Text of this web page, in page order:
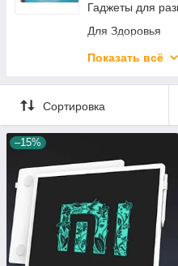
Гаджеты для
Для Здоровья
Красота и уход
Показать всё
Сортировка
–15%